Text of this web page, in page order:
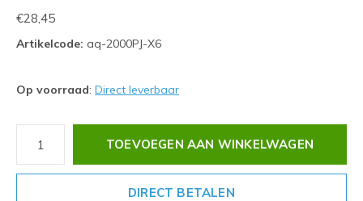
€28,45
Artikelcode: aq-2000PJ-X6
Op voorraad: Direct leverbaar
TOEVOEGEN AAN WINKELWAGEN
DIRECT BETALEN